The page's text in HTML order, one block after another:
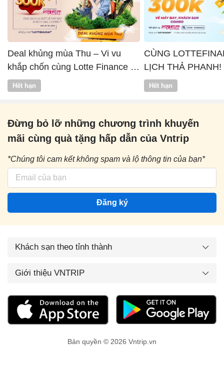
Deal khủng mùa Thu – Vi vu
khắp chốn cùng Lotte Finance x
Vntrip
Hết hạn
CÙNG
LỊCH THẢ PHANH!
Hết hạn
Đừng bỏ lỡ những chương trình khuyến
mãi cùng quà tặng hấp dẫn của Vntrip
*Chúng tôi cam kết không spam và lộ thông tin của bạn*
Đăng ký
Khách sạn theo tỉnh thành
Giới thiệu VNTRIP
Bản quyền © 2026 Vntrip.vn